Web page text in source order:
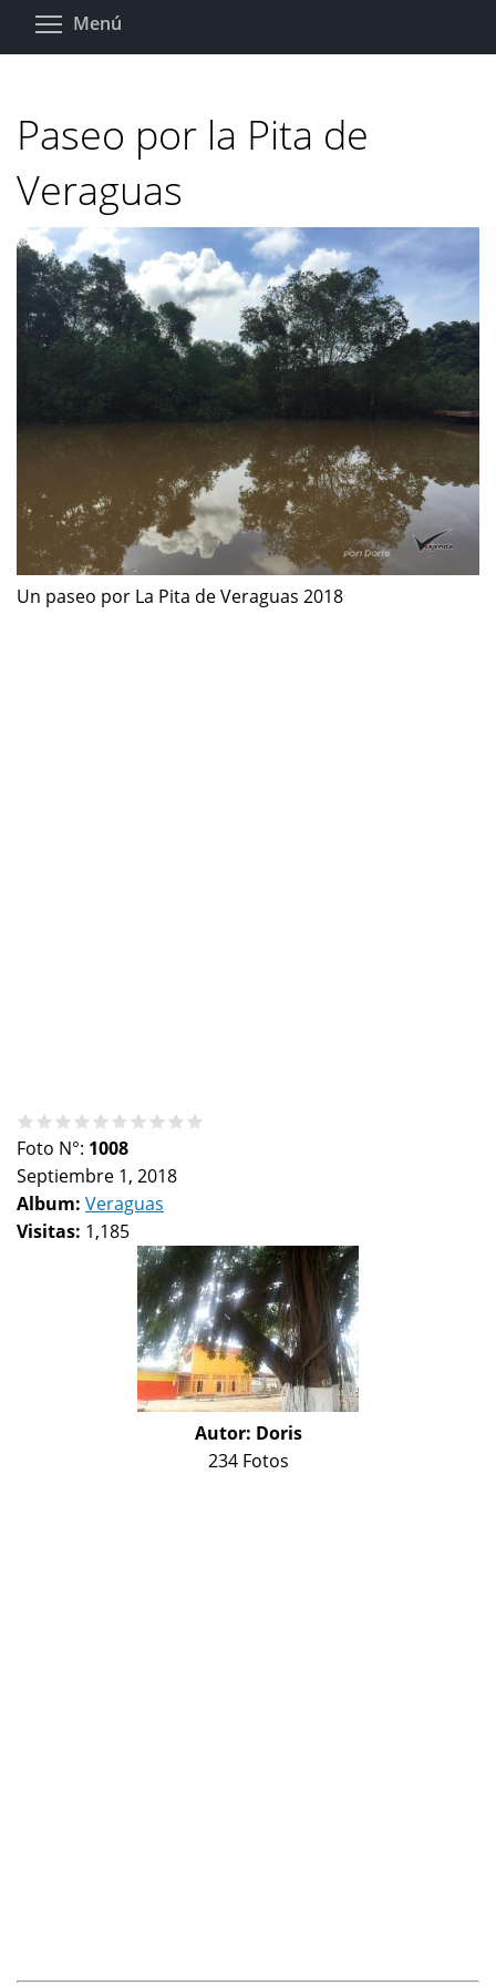
Pasar
Menú
Paseo por la Pita de
Veraguas
Un paseo por La Pita de Veraguas 2018
Foto N°: 1008
Septiembre 1, 2018
Album: Veraguas
Visitas: 1,185
Autor: Doris
234 Fotos